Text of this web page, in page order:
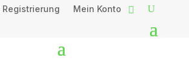
Registrierung Mein Konto